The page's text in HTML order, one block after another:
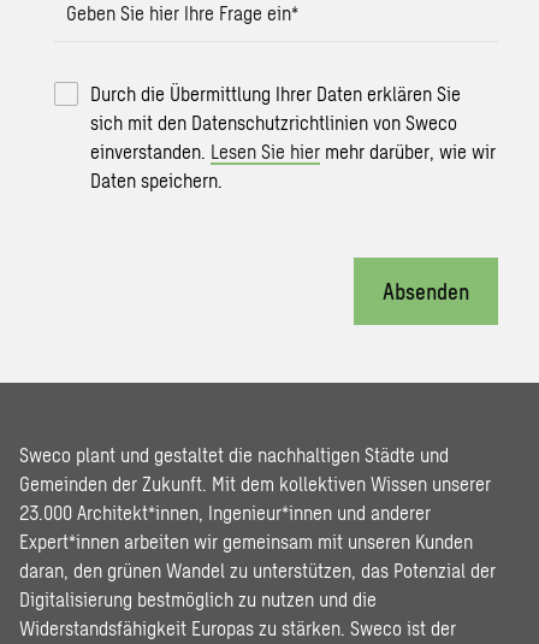
Geben Sie hier Ihre Frage ein*
Durch die Übermittlung Ihrer Daten erklären Sie
sich mit den Datenschutzrichtlinien von Sweco
einverstanden. Lesen Sie hier mehr darüber, wie wir
Daten speichern.
Absenden
Sweco plant und gestaltet die nachhaltigen Städte und
Gemeinden der Zukunft. Mit dem kollektiven Wissen unserer
23.000 Architekt*innen, Ingenieur*innen und anderer
Expert*innen arbeiten wir gemeinsam mit unseren Kunden
daran, den grünen Wandel zu unterstützen, das Potenzial der
Digitalisierung bestmöglich zu nutzen und die
Widerstandsfähigkeit Europas zu stärken. Sweco ist der